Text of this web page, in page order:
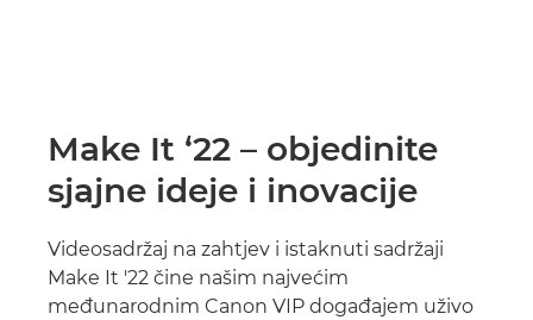
Make It ‘22 – objedinite
sjajne ideje i inovacije
Videosadržaj na zahtjev i istaknuti sadržaji
Make It '22 čine našim najvećim
međunarodnim Canon VIP događajem uživo